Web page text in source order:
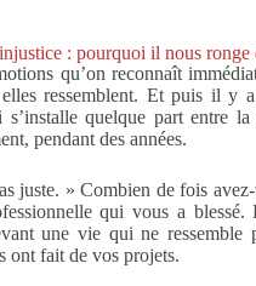
: pourquoi il nous ronge
qu’on reconnaît
ressemblent. Et puis il y
s’installe quelque part entre
pendant des années.
juste. » Combien de fois
qui vous a
une vie qui ne
ont fait de vos projets.